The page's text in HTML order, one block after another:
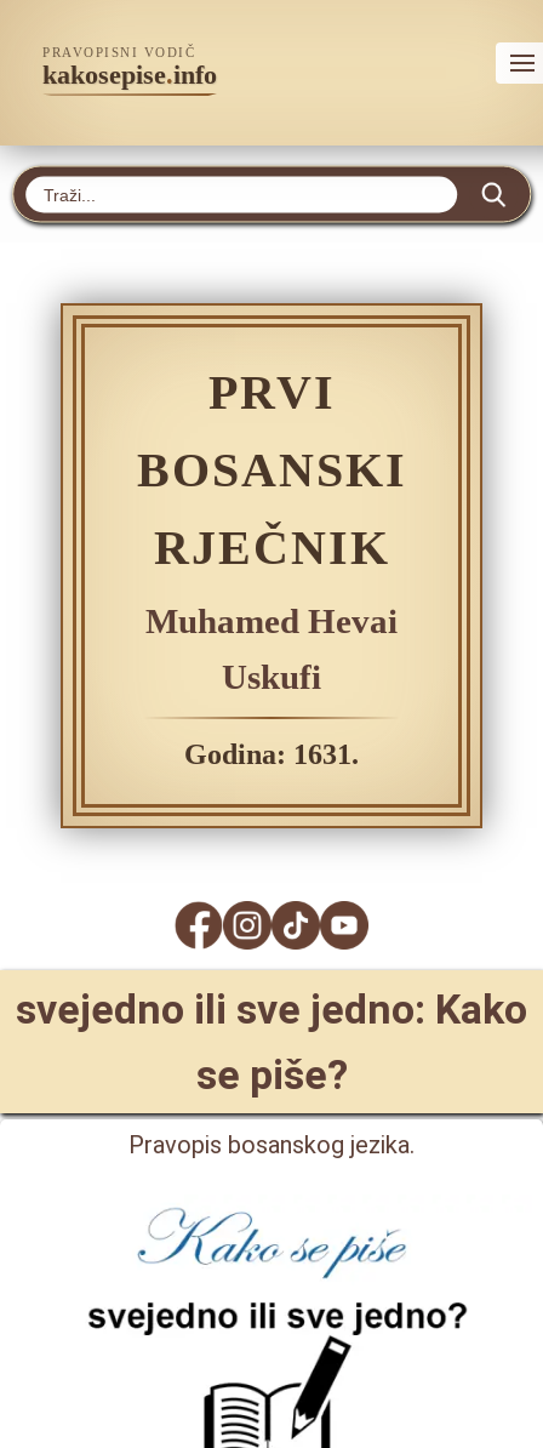
PRAVOPISNI VODIČ
kakosepise.info
PRVI
BOSANSKI
RJEČNIK
Muhamed Hevai
Uskufi
Godina: 1631.
svejedno ili sve jedno: Kako
se piše?
Pravopis bosanskog jezika.